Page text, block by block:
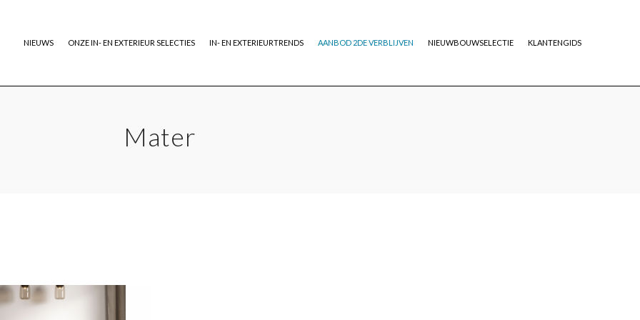
NIEUWS ONZE IN- EN EXTERIEUR SELECTIES IN- EN EXTERIEURTRENDS AANBOD 2DE VERBLIJVEN NIEUWBOUWSELECTIE KLANTENGIDS
Mater